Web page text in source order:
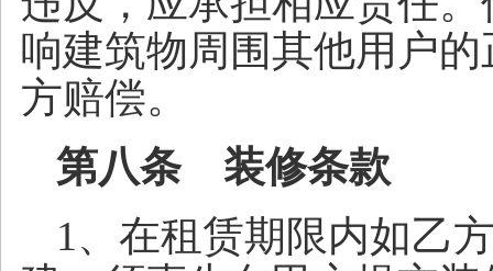
响建筑物周围其他用户
方赔偿。
第八条 装修条款
1、在租赁期限内如乙